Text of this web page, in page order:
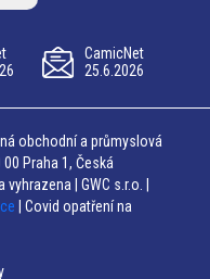
CamicNet
25.6.2026
obchodní a průmyslová
Praha 1, Česká
| GWC s.r.o. |
| Covid opatření na